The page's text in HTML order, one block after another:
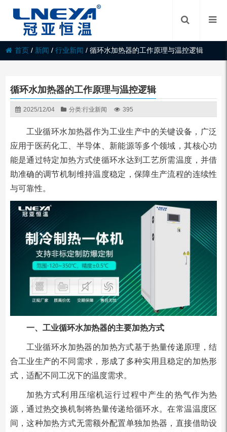
首页 / 新闻 /行业新闻 /循环水加热器的工作原理与温控逻辑
循环水加热器的工作原理与温控逻辑
2025/12/04 分类:行业新闻 395
工业循环水加热器作为工业生产中的关键设备，广泛
应用于医药化工、半导体、新能源等多个领域，其核心功
能是通过特定加热方式使循环水达到工艺所需温度，并借
助准确的调节机制维持温度稳定，保障生产流程的连续性
与可靠性。
一、工业循环水加热器的主要加热方式
工业循环水加热器的加热方式基于热量传递原理，结
合工业生产的不同需求，形成了多种实用且稳定的加热形
式，适配不同工况下的温度需求。
加热方式利用压缩机运行过程中产生的热气作为热
源，通过热交换机制将热量传递给循环水。在常温温度区
间，这种加热方式无需额外配置单独加热器，直接借助设